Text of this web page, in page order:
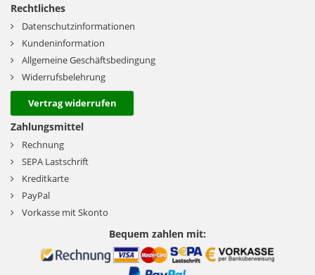
Rechtliches
Datenschutzinformationen
Kundeninformation
Allgemeine Geschäftsbedingung
Widerrufsbelehrung
Vertrag widerrufen
Zahlungsmittel
Rechnung
SEPA Lastschrift
Kreditkarte
PayPal
Vorkasse mit Skonto
Bequem zahlen mit: